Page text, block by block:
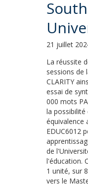
21 juillet
La réussite
sessions de
CLARITY
essai de
000 mots
la
équivalence
EDUC6012
de
l'éducation.
1 unité, sur
vers le